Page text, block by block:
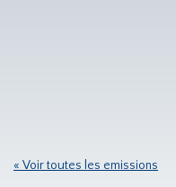
« Voir toutes les emissions